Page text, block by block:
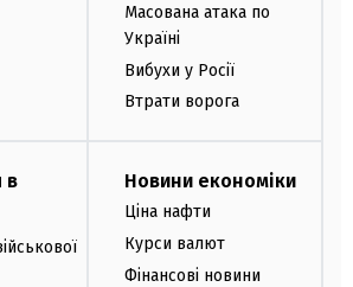
Масована атака по
Україні
Вибухи у Росії
Втрати ворога
в
Новини економіки
Ціна нафти
Курси валют
Фінансові новини